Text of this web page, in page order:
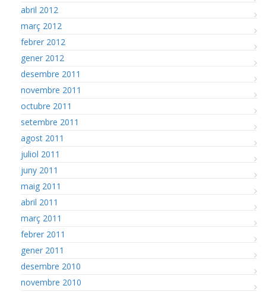
abril 2012
març 2012
febrer 2012
gener 2012
desembre 2011
novembre 2011
octubre 2011
setembre 2011
agost 2011
juliol 2011
juny 2011
maig 2011
abril 2011
març 2011
febrer 2011
gener 2011
desembre 2010
novembre 2010